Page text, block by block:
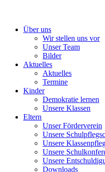
Über uns
Wir stellen uns vor
Unser Team
Bilder
Aktuelles
Aktuelles
Termine
Kinder
Demokratie lernen
Unsere Klassen
Eltern
Unser Förderverein
Unsere
Unsere
Unsere
Unsere
Downloads